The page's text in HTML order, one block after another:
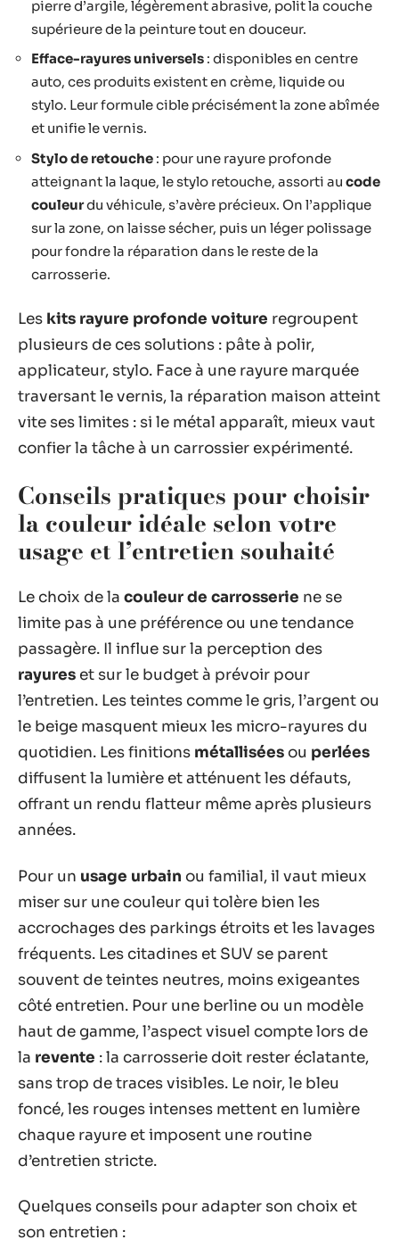
pierre d’argile, légèrement abrasive, polit la couche
supérieure de la peinture tout en douceur.
Efface-rayures universels : disponibles en centre
auto, ces produits existent en crème, liquide ou
stylo. Leur formule cible précisément la zone abîmée
et unifie le vernis.
Stylo de retouche : pour une rayure profonde
atteignant la laque, le stylo retouche, assorti au code
couleurdu véhicule, s’avère précieux. On l’applique
sur la zone, on laisse sécher, puis un léger polissage
pour fondre la réparation dans le reste de la
carrosserie.
Les kits rayure profonde voiture regroupent
plusieurs de ces solutions : pâte à polir,
applicateur, stylo. Face à une rayure marquée
traversant le vernis, la réparation maison atteint
vite ses limites : si le métal apparaît, mieux vaut
confier la tâche à un carrossier expérimenté.
Conseils pratiques pour choisir
la couleur idéale selon votre
usage et l’entretien souhaité
Le choix de la couleur de carrosserie ne se
limite pas à une préférence ou une tendance
passagère. Il influe sur la perception des
rayures et sur le budget à prévoir pour
l’entretien. Les teintes comme le gris, l’argent ou
le beige masquent mieux les micro-rayures du
quotidien. Les finitions métallisées ou perlées
diffusent la lumière et atténuent les défauts,
offrant un rendu flatteur même après plusieurs
années.
Pour un usage urbain ou familial, il vaut mieux
miser sur une couleur qui tolère bien les
accrochages des parkings étroits et les lavages
fréquents. Les citadines et SUV se parent
souvent de teintes neutres, moins exigeantes
côté entretien. Pour une berline ou un modèle
haut de gamme, l’aspect visuel compte lors de
la revente : la carrosserie doit rester éclatante,
sans trop de traces visibles. Le noir, le bleu
foncé, les rouges intenses mettent en lumière
chaque rayure et imposent une routine
d’entretien stricte.
Quelques conseils pour adapter son choix et
son entretien :